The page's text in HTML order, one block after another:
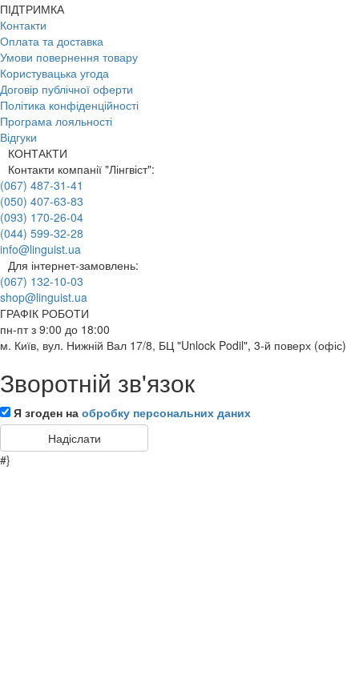
ПІДТРИМКА
Контакти
Оплата та доставка
Умови повернення товару
Користувацька угода
Договір публічної оферти
Політика конфіденційності
Програма лояльності
Відгуки
КОНТАКТИ
Контакти компанії "Лінгвіст":
(067) 487-31-41
(050) 407-63-83
(093) 170-26-04
(044) 599-32-28
info@linguist.ua
Для інтернет-замовлень:
(067) 132-10-03
shop@linguist.ua
ГРАФІК РОБОТИ
пн-пт з 9:00 до 18:00
м. Київ, вул. Нижній Вал 17/8, БЦ "Unlock Podil", 3-й поверх (офіс)
Зворотній зв'язок
Я згоден на обробку персональних даних
#}